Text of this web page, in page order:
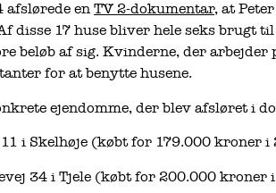
en TV 2-dokumentar, at
disse 17 huse bliver hele seks brugt
beløb af sig. Kvinderne, der
for at benytte husene.
ejendomme, der blev afsløret i
i Skelhøje (købt for 179.000 kroner i
34 i Tjele (købt for 200.000 kroner